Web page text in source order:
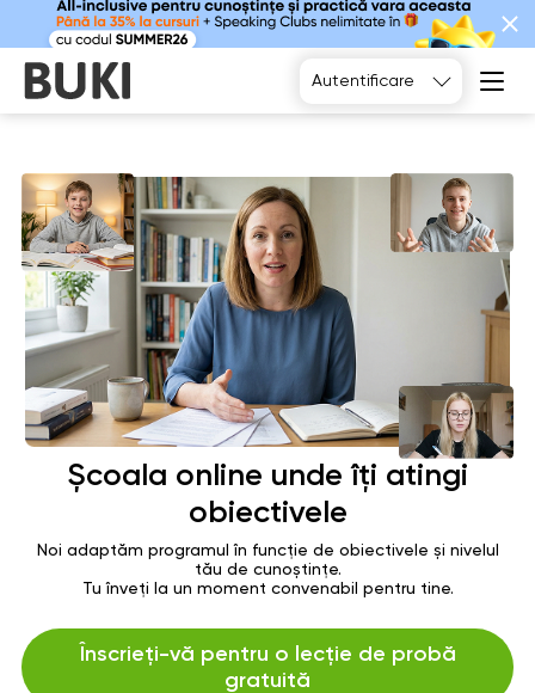
Autentificare
Școala online unde îți atingi
obiectivele
Noi adaptăm programul în funcție de obiectivele și nivelul
tău de cunoștințe.
Tu înveți la un moment convenabil pentru tine.
Înscrieți-vă pentru o lecție de probă
gratuită
Alegeți